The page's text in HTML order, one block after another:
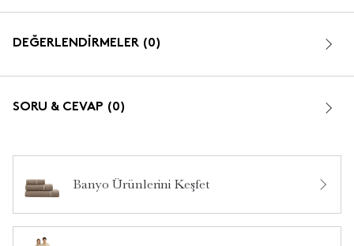
DEĞERLENDİRMELER (0)
SORU & CEVAP (0)
Banyo Ürünlerini Keşfet